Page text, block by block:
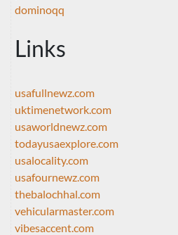
dominoqq
Links
usafullnewz.com
uktimenetwork.com
usaworldnewz.com
todayusaexplore.com
usalocality.com
usafournewz.com
thebalochhal.com
vehicularmaster.com
vibesaccent.com